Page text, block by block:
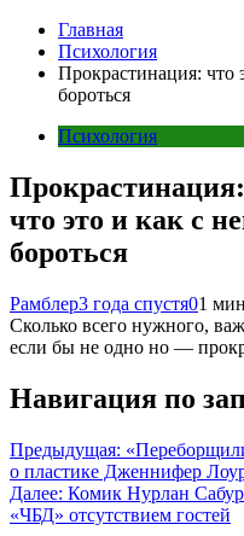
Главная
Психология
Прокрастинация: что
бороться
Психология
Прокрастинация:
что это и как с
бороться
Рамблер3 года спустя01
Сколько всего нужного,
если бы не одно но —
Навигация по
Предыдущая:
о пластике Дженнифер
Далее: Комик Нурлан
«ЧБД» отсутствием гостей